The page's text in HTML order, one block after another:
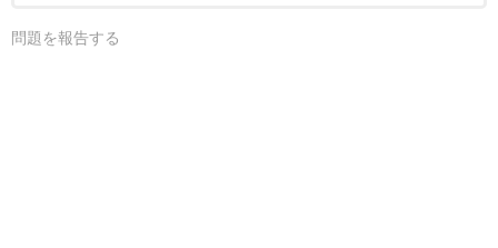
問題を報告する